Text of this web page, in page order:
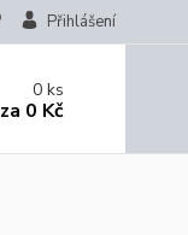
Přihlášení
0ks
za 0 Kč